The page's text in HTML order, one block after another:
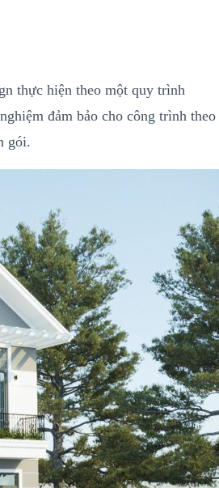
thực hiện theo một quy trình
đảm bảo cho công trình theo
gói.